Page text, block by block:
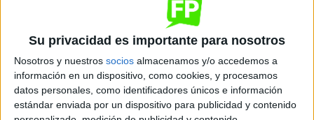
Su privacidad es importante para nosotros
Nosotros y nuestros socios almacenamos y/o accedemos a
información en un dispositivo, como cookies, y procesamos
datos personales, como identificadores únicos e información
estándar enviada por un dispositivo para publicidad y contenido
Contáctanos